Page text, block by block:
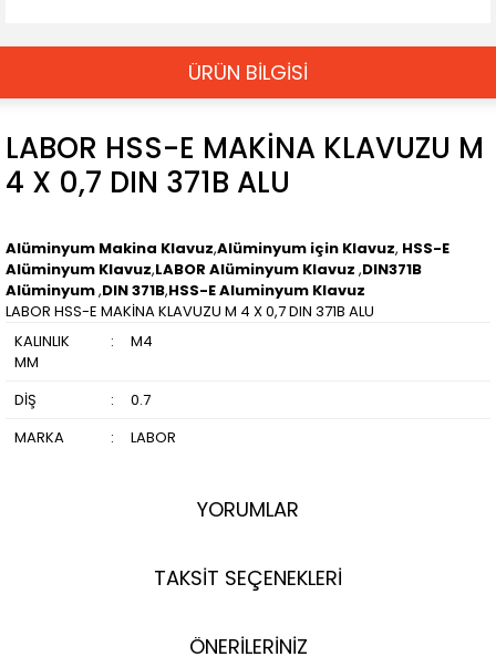
ÜRÜN BİLGİSİ
LABOR HSS-E MAKİNA KLAVUZU M
4 X 0,7 DIN 371B ALU
Alüminyum Makina Klavuz,Alüminyum için Klavuz, HSS-E
Alüminyum Klavuz,LABOR Alüminyum Klavuz ,DIN371B
Alüminyum,DIN 371B,HSS-E Aluminyum Klavuz
LABOR HSS-E MAKİNA KLAVUZU M 4 X 0,7 DIN 371B ALU
KALINLIK
MM
: M4
DİŞ :
0.7
MARKA
: LABOR
YORUMLAR
TAKSİT SEÇENEKLERİ
ÖNERİLERİNİZ